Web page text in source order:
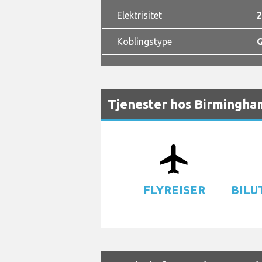
Elektrisitet
Koblingstype
Tjenester hos
airplanemode_active
FLYREISER